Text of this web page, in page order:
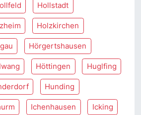
Hollstadt
Holzkirchen
Hörgertshausen
Höttingen Huglfing
Hunding
Ichenhausen Icking